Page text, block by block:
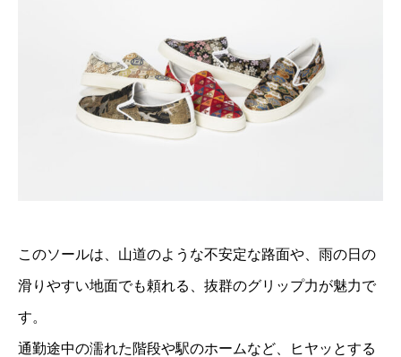
このソールは、山道のような不安定な路面や、雨の日の
滑りやすい地面でも頼れる、抜群のグリップ力が魅力で
す。
通勤途中の濡れた階段や駅のホームなど、ヒヤッとする